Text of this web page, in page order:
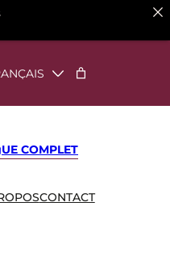
COMPLET
CONTACT